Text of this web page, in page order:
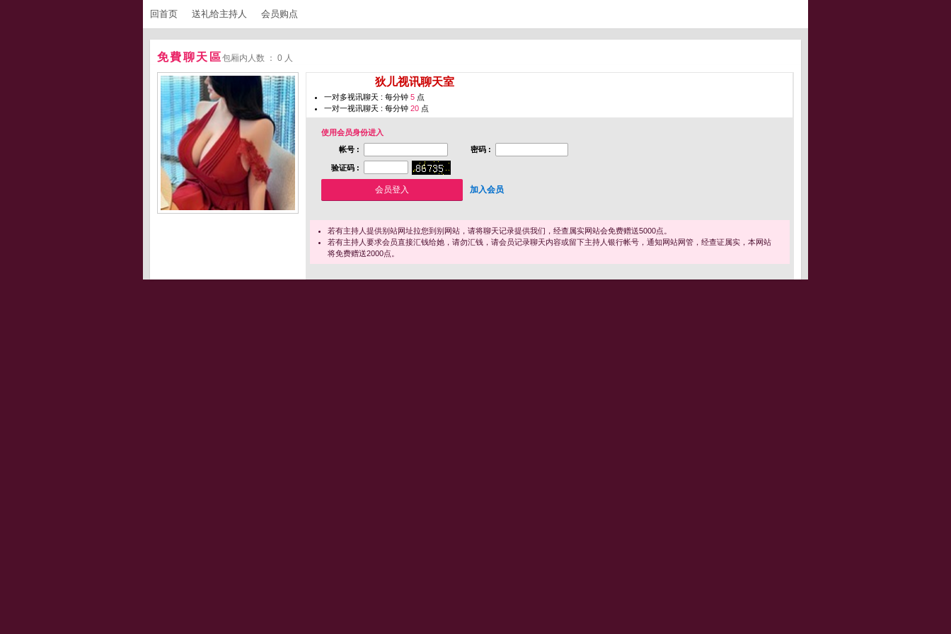
回首页 送礼给主持人 会员购点
免費聊天區包厢内人数 ： 0 人
狄儿视讯聊天室
一对多视讯聊天 : 每分钟 5 点
一对一视讯聊天 : 每分钟 20 点
使用会员身份进入
帐号 :
密码 :
验证码 :
加入会员
若有主持人提供别站网址拉您到别网站，请将聊天记录提供我们，经查属实网站会免费赠送5000点。
若有主持人要求会员直接汇钱给她，请勿汇钱，请会员记录聊天内容或留下主持人银行帐号，通知网站网管，经查证属实，本网站
将免费赠送2000点。